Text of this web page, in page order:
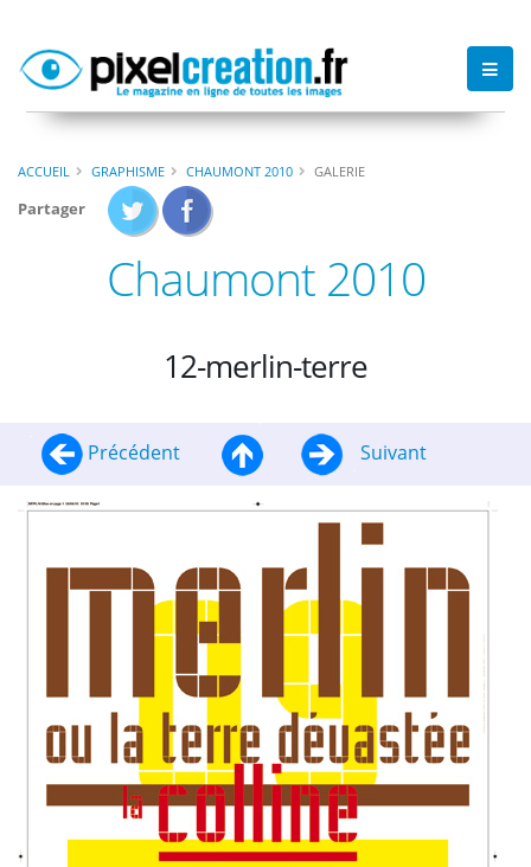
ACCUEIL GRAPHISME CHAUMONT 2010 GALERIE
Partager
Chaumont 2010
12-merlin-terre
Précédent Suivant